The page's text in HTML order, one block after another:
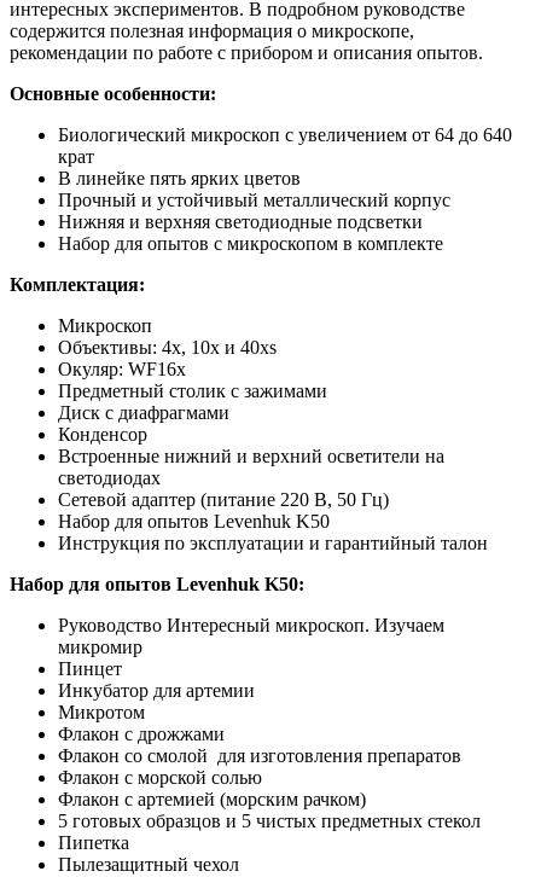
интересных экспериментов. В подробном руководстве
содержится полезная информация о микроскопе,
рекомендации по работе с прибором и описания опытов.
Основные особенности:
Биологический микроскоп с увеличением от 64 до 640
крат
В линейке пять ярких цветов
Прочный и устойчивый металлический корпус
Нижняя и верхняя светодиодные подсветки
Набор для опытов с микроскопом в комплекте
Комплектация:
Микроскоп
Объективы: 4х, 10х и 40хs
Окуляр: WF16x
Предметный столик с зажимами
Диск с диафрагмами
Конденсор
Встроенные нижний и верхний осветители на
светодиодах
Сетевой адаптер (питание 220 В, 50 Гц)
Набор для опытов Levenhuk K50
Инструкция по эксплуатации и гарантийный талон
Набор для опытов Levenhuk K50:
Руководство Интересный микроскоп. Изучаем
микромир
Пинцет
Инкубатор для артемии
Микротом
Флакон с дрожжами
Флакон со смолой для изготовления препаратов
Флакон с морской солью
Флакон с артемией (морским рачком)
5 готовых образцов и 5 чистых предметных стекол
Пипетка
Пылезащитный чехол